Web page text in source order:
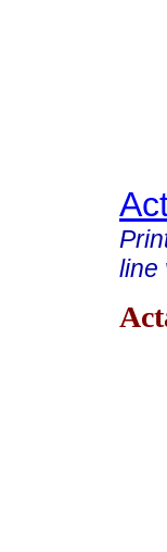
line